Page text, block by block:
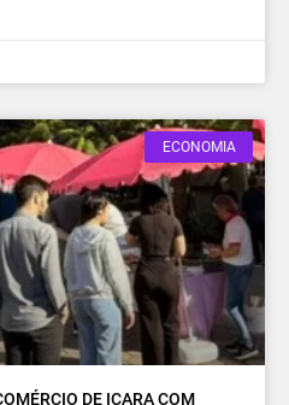
ECONOMIA
DE IÇARA COM